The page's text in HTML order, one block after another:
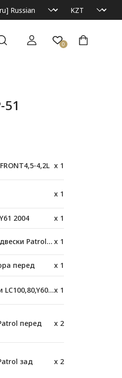
0
4,2L x 1
x 1
2004 x 1
Patrol Y61 x 1
перед x 1
x 1
перед x 2
зад x 2